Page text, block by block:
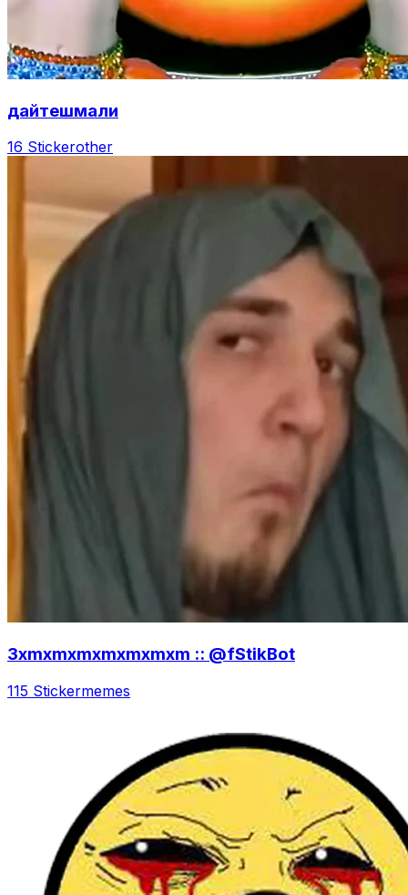
дайтешмали
16 Stickerother
3xmxmxmxmxmxmxm :: @fStikBot
115 Stickermemes